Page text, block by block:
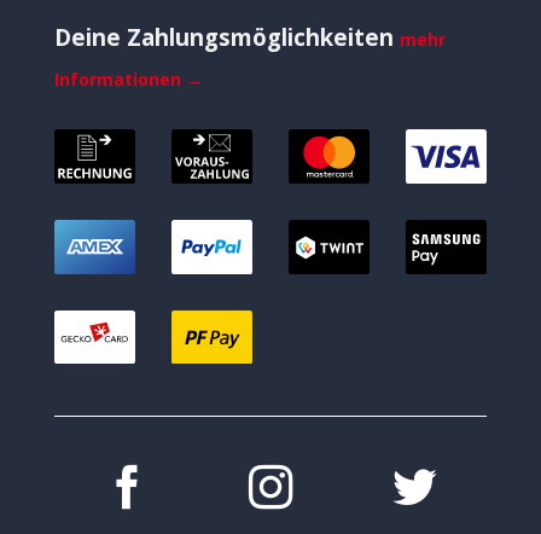
Deine Zahlungsmöglichkeiten mehr
Informationen →